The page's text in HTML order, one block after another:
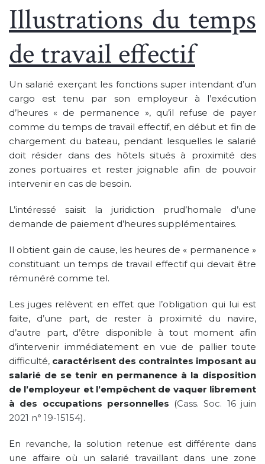
Illustrations du temps
de travail effectif
Un salarié exerçant les fonctions super intendant d’un
cargo est tenu par son employeur à l’exécution
d’heures « de permanence », qu’il refuse de payer
comme du temps de travail effectif, en début et fin de
chargement du bateau, pendant lesquelles le salarié
doit résider dans des hôtels situés à proximité des
zones portuaires et rester joignable afin de pouvoir
intervenir en cas de besoin.
L’intéressé saisit la juridiction prud’homale d’une
demande de paiement d’heures supplémentaires.
Il obtient gain de cause, les heures de « permanence »
constituant un temps de travail effectif qui devait être
rémunéré comme tel.
Les juges relèvent en effet que l’obligation qui lui est
faite, d’une part, de rester à proximité du navire,
d’autre part, d’être disponible à tout moment afin
d’intervenir immédiatement en vue de pallier toute
difficulté, caractérisent des contraintes imposant au
salarié de se tenir en permanence à la disposition
de l’employeur et l’empêchent de vaquer librement
à des occupations personnelles (Cass. Soc. 16 juin
2021 n° 19-15154).
En revanche, la solution retenue est différente dans
une affaire où un salarié travaillant dans une zone